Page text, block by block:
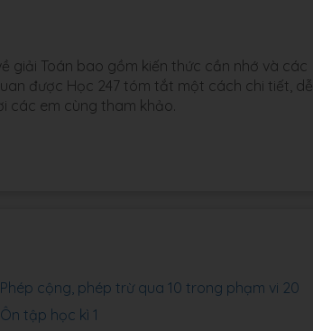
giải Toán bao gồm kiến thức cần nhớ và các
được Học 247 tóm tắt một cách chi tiết, dễ
các em cùng tham khảo.
Phép cộng, phép trừ qua 10 trong phạm vi 20
Ôn tập học kì 1